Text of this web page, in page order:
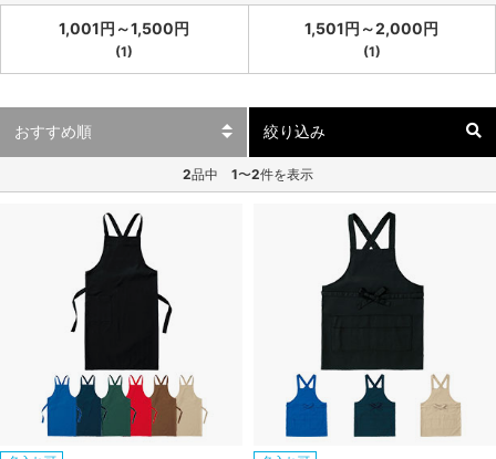
1,001円～1,500円
(1)
1,501円～2,000円
(1)
絞り込み
2品中 1〜2件を表示